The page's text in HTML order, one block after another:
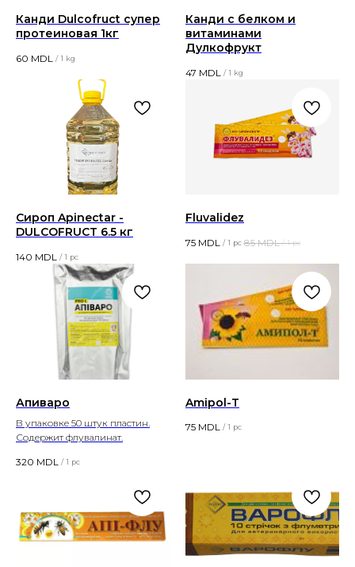
Канди Dulcofruct супер
протеиновая 1кг
60 MDL / 1 kg
Канди с белком и
витаминами
Дулкофрукт
47 MDL / 1 kg
Сироп Apinectar -
DULCOFRUCT 6.5 кг
140 MDL / 1 pc
Fluvalidez
75 MDL / 1 pc 85 MDL / 1 pc
Апиваро
В упаковке 50 штук пластин.
Содержит флувалинат.
320 MDL / 1 pc
Amipol-T
75 MDL / 1 pc